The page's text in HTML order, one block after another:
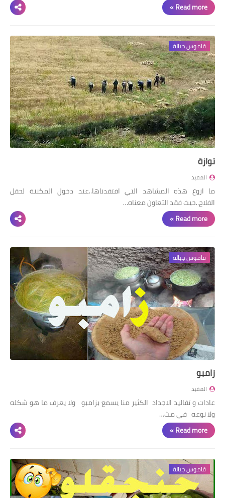
Read more »
قاموس جبالة
توازة
المفيد
ما اروع هذه المشاهد التي افتقدناها..عند دخول المكننة لحقل
الفلاح..حيث فقد التعاون معناه…
Read more »
قاموس جبالة
زامبو
المفيد
عادات و تقاليد الاجداد الكثير منا يسمع بزامبو ولا يعرف ما هو شكله
ولا نوعه في مث…
Read more »
قاموس جبالة